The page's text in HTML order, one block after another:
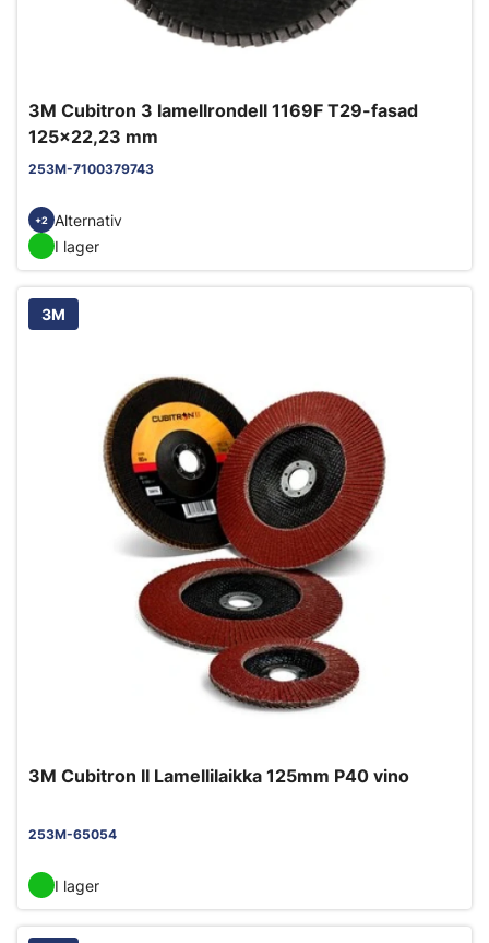
3M Cubitron 3 lamellrondell 1169F T29-fasad
125x22,23 mm
253M-7100379743
+2
Alternativ
I lager
3M
3M Cubitron II Lamellilaikka 125mm P40 vino
253M-65054
I lager